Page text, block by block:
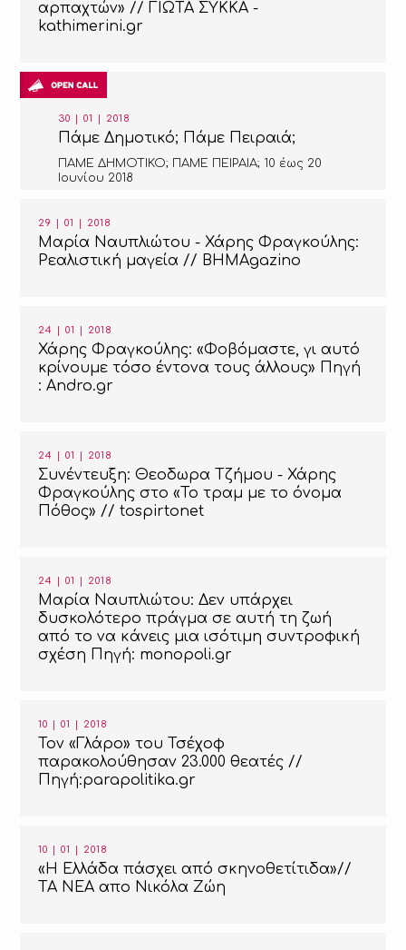
αρπαχτών» // ΓΙΩΤΑ ΣΥΚΚΑ -
kathimerini.gr
30 | 01 | 2018
Πάμε Δημοτικό; Πάμε Πειραιά;
ΠΑΜΕ ΔΗΜΟΤΙΚΟ; ΠΑΜΕ ΠΕΙΡΑΙΑ; 10 έως 20
Ιουνίου 2018
29 | 01 | 2018
Μαρία Ναυπλιώτου - Χάρης Φραγκούλης:
Ρεαλιστική μαγεία // BHMAgazino
24 | 01 | 2018
Χάρης Φραγκούλης: «Φοβόμαστε, γι αυτό
κρίνουμε τόσο έντονα τους άλλους» Πηγή
: Andro.gr
24 | 01 | 2018
Συνέντευξη: Θεοδωρα Τζήμου - Χάρης
Φραγκούλης στο «Το τραμ με το όνομα
Πόθος» // tospirtonet
24 | 01 | 2018
Mαρία Ναυπλιώτου: Δεν υπάρχει
δυσκολότερο πράγμα σε αυτή τη ζωή
από το να κάνεις μια ισότιμη συντροφική
σχέση Πηγή: monopoli.gr
10 | 01 | 2018
Τον «Γλάρο» του Τσέχοφ
παρακολούθησαν 23.000 θεατές //
Πηγή:parapolitika.gr
10 | 01 | 2018
«Η Ελλάδα πάσχει από σκηνοθετίτιδα»//
TA NEA απο Νικόλα Ζώη